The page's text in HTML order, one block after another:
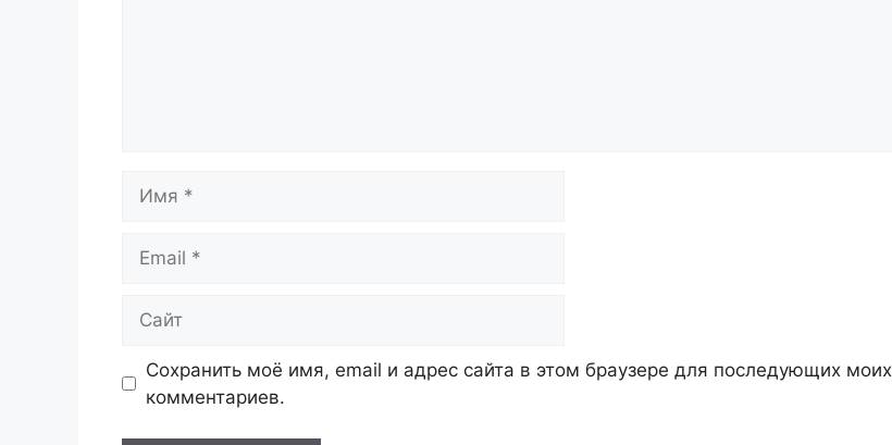
Сохранить моё имя, email и адрес сайта в этом браузере для последующих моих
комментариев.